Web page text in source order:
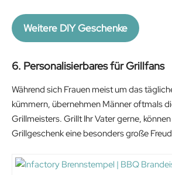
c
w
s
:
4
9
9
e
s
4
2
.
5
€
r
c
e
w
a
:
i
e
i
s
:
7
Weitere DIY Geschenke
6. Personalisierbares für Grillfans
Während sich Frauen meist um das
kümmern, übernehmen Männer oftmals
Grillmeisters. Grillt Ihr Vater gerne,
Grillgeschenk eine besonders große